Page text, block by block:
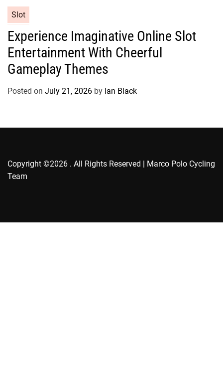
s
a
e
g
o
r
Slot
Experience Imaginative Online Slot
Entertainment With Cheerful
Gameplay Themes
Posted on July 21, 2026 by Ian Black
Copyright ©2026 . All Rights Reserved | Marco Polo Cycling
Team